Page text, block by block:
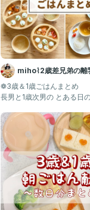
miho⌇2歳差兄弟の離
食 取り分けレシピ
❁3歳＆1歳ごはん
長男と1歳次男の とある日